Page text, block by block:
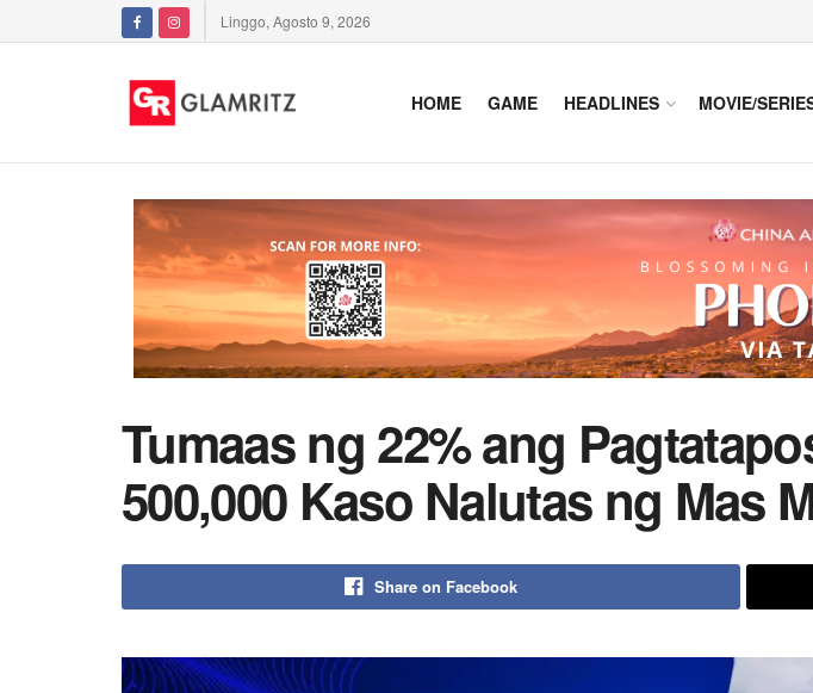
Linggo, Agosto 9, 2026
HOME GAME HEADLINES MOVIE/
Tumaas ng 22% ang
500,000 Kaso Nalutas ng Mas
Share on Facebook